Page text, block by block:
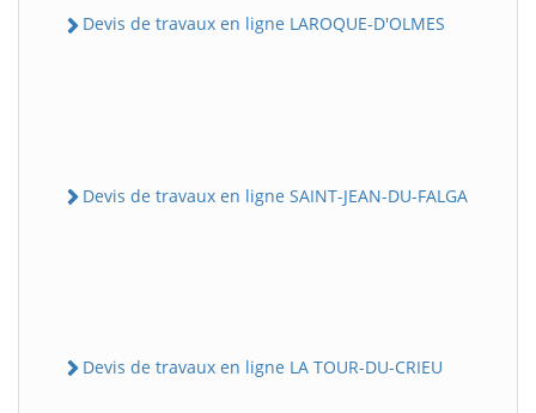
Devis de travaux en ligne LAROQUE-D'OLMES
Devis de travaux en ligne SAINT-JEAN-DU-FALGA
Devis de travaux en ligne LA TOUR-DU-CRIEU